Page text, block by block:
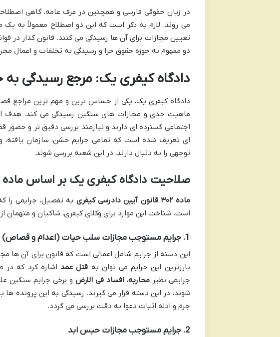
در زبان حقوقی فارسی و همچنین در عرف عامه، گاهی
می روند. لازم به ذکر است که این دو اصطلاح معمولاً به یک
تعیین مجازات برای آن ها رسیدگی می کنند. قانون گذار در
دو مفهوم به حوزه حقوق جزا و رسیدگی به تخلفات و اعمال
دادگاه کیفری یک: مرجع رسیدگی
دادگاه کیفری یک، یکی از حساس ترین و مهم ترین مراجع
ماهیت جدی و مجازات های سنگین رسیدگی می کند. هدف از
اجتماعی گسترده ای دارند و نیازمند بررسی دقیق تر و
ای تعریف شده است که تمامی جرایم خشن، سازمان یافته،
توجهی را به دنبال دارند، در این شعبه بررسی شوند.
صلاحیت دادگاه کیفری یک بر اساس ماده 302 قانون آیین دادرسی
ماده ۳۰۲ قانون آیین دادرسی کیفری
به تفصیل، جرایمی را
است. شناخت این موارد برای وکلای کیفری، شاکیان و متهمان
1. جرایم مستوجب مجازات سلب حیات (اعدام و قصاص)
این دسته از جرایم شامل اعمالی است که قانون برای آن
بارزترین این جرایم می توان به قتل عمداشاره کرد که
جرایمی نظیرمحاربه، افساد فی الارض و برخی جرایم سنگین
شوند، در این دسته قرار می گیرند. رسیدگی به این پرونده
جرم و ادله اثبات دعوا به دقت بررسی می گردد.
2. جرایم مستوجب مجازات حبس ابد